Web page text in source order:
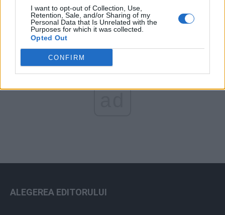
I want to opt-out of Collection, Use,
Retention, Sale, and/or Sharing of my
Personal Data that Is Unrelated with the
Purposes for which it was collected.
Opted Out
CONFIRM
ALEGEREA EDITORULUI